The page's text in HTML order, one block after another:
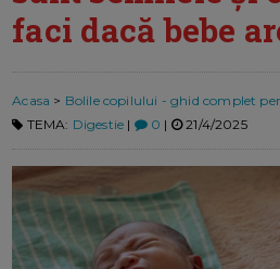
faci dacă bebe
Acasa > Bolile copilului - ghid complet
TEMA: Digestie | 0 | 21/4/2025